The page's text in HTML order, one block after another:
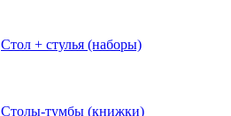
Стол + стулья (наборы)
Столы-тумбы (книжки)